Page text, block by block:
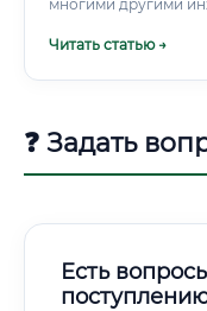
многими другими
Читать статью →
❓ Задать
Есть